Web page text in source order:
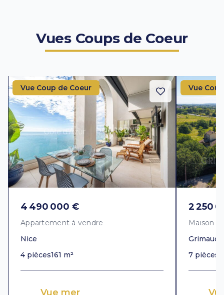
Vues Coups de Coeur
Vue Coup de Coeur
4 490 000 €
Appartement à vendre
Nice
4 pièces161 m²
Vue mer
Vue
2 250
Maison à
Grimaud
7 pièces